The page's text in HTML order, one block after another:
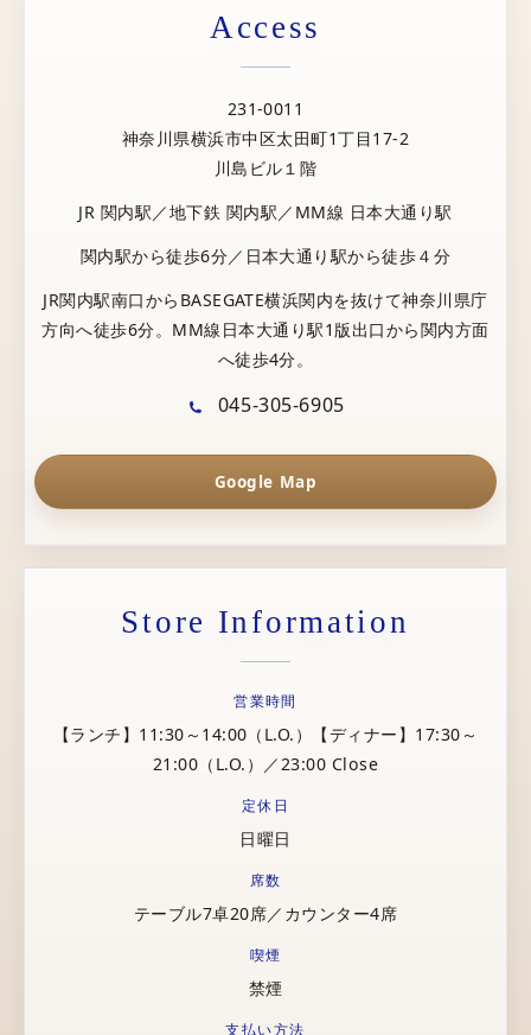
Access
231-0011
神奈川県横浜市中区太田町1丁目17-2
川島ビル１階
JR 関内駅／地下鉄 関内駅／MM線 日本大通り駅
関内駅から徒歩6分／日本大通り駅から徒歩４分
JR関内駅南口からBASEGATE横浜関内を抜けて神奈川県庁
方向へ徒歩6分。MM線日本大通り駅1版出口から関内方面
へ徒歩4分。
045-305-6905
Google Map
Store Information
営業時間
【ランチ】11:30～14:00（L.O.）【ディナー】17:30～
21:00（L.O.）／23:00 Close
定休日
日曜日
席数
テーブル7卓20席／カウンター4席
喫煙
禁煙
支払い方法